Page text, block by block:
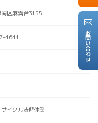
お問い合わせ
南区麻溝台3155
4641
サイクル法解体業